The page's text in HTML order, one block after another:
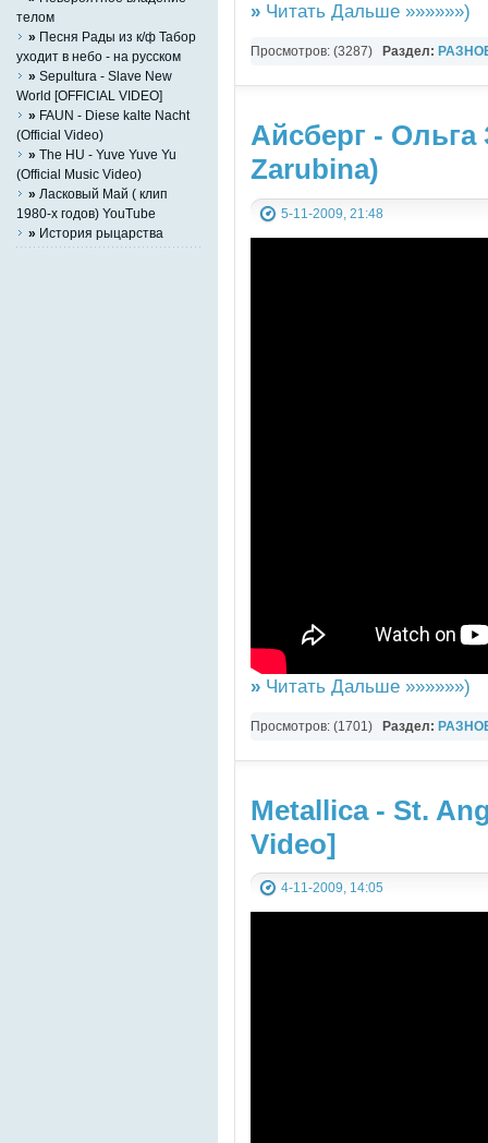
» Читать Дальше »»»»»»)
Просмотров: (3287) Раздел:
Айсберг - Ольга
Zarubina)
5-11-2009, 21:48
» Читать Дальше »»»»»»)
Просмотров: (1701) Раздел:
Metallica - St.
Video]
4-11-2009, 14:05
телом
» Песня Рады из к/ф Табор
уходит в небо - на русском
» Sepultura - Slave New
World [OFFICIAL VIDEO]
» FAUN - Diese kalte Nacht
(Official Video)
» The HU - Yuve Yuve Yu
(Official Music Video)
» Ласковый Май ( клип
1980-х годов) YouTube
» История рыцарства